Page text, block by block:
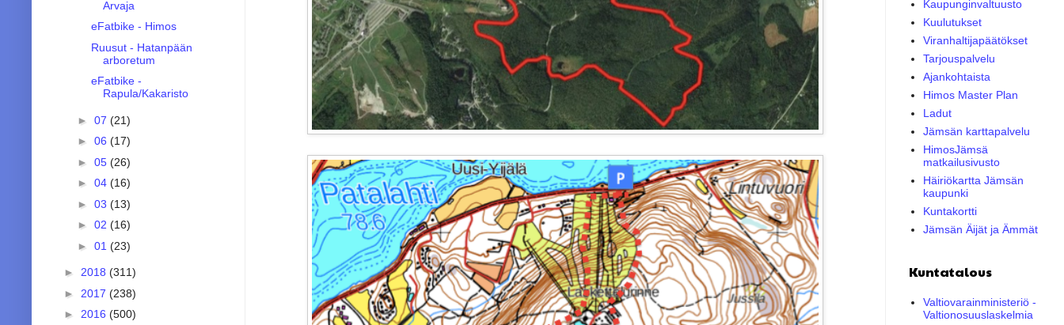
Arvaja
eFatbike - Himos
Ruusut - Hatanpään
arboretum
eFatbike -
Rapula/Kakaristo
► 07 (21)
► 06 (17)
► 05 (26)
► 04 (16)
► 03 (13)
► 02 (16)
► 01 (23)
► 2018 (311)
► 2017 (238)
► 2016 (500)
Kaupunginvaltuusto
Kuulutukset
Viranhaltijapäätökset
Tarjouspalvelu
Ajankohtaista
Himos Master Plan
Ladut
Jämsän karttapalvelu
HimosJämsä
matkailusivusto
Häiriökartta Jämsän
kaupunki
Kuntakortti
Jämsän Äijät ja Ämmät
Kuntatalous
Valtiovarainministeriö -
Valtionosuuslaskelmia